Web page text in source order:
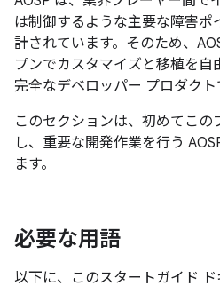
は制御するような主要な障害
計されています。そのため、
プンでカスタマイズと移植を
完全なデベロッパー プロダクト
このセクションは、初めてこ
し、重要な開発作業を行う
ます。
必要な用語
以下に、このスタートガイド